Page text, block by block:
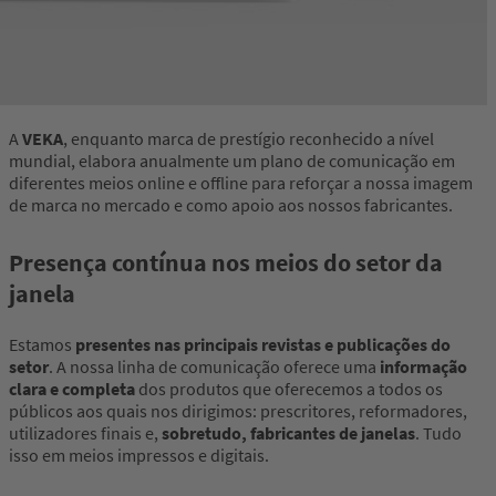
AVEKA, enquanto marca de prestígio reconhecido a nível
mundial, elabora anualmente um plano de comunicação em
diferentes meios online e offline para reforçar a nossa imagem
de marca no mercado e como apoio aos nossos fabricantes.
Presença contínua nos meios do setor da
janela
Estamos presentes nas principais revistas e publicações do
setor. A nossa linha de comunicação oferece uma informação
clara e completa dos produtos que oferecemos a todos os
públicos aos quais nos dirigimos: prescritores, reformadores,
utilizadores finais e, sobretudo, fabricantes de janelas. Tudo
isso em meios impressos e digitais.